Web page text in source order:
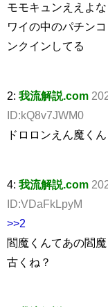
モモキュンええよな
ワイの中のパチン
ンクインしてる
2: 我流解説.com
ID:kQ8v7JWM0
ドロロンえん魔くん
4: 我流解説.com
ID:VDaFkLpyM
>>2
閻魔くんてあの閻魔
古くね？